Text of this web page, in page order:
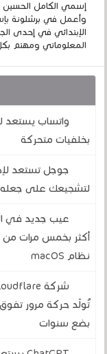
وأعمل في برشلونة
الإبتدائي في إحدى
المعلوماتي ومهتم
واتساب يستعد
بخلفيات متحركة
جوجل تستعد
لتشجيعك على
أكثر بخمس مرات
نظام macOS
تُولّد حركة مرور
بضع سنوات